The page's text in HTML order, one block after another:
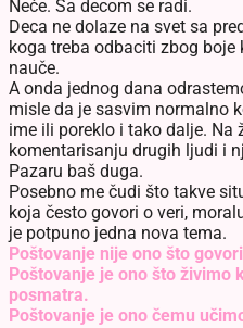
Neće. Sa decom se radi.
Deca ne dolaze na svet sa
koga treba odbaciti zbog boje
nauče.
A onda jednog dana
misle da je sasvim normalno
ime ili poreklo i tako dalje. Na
komentarisanju drugih ljudi i
Pazaru baš duga.
Posebno me čudi što takve
koja često govori o veri,
je potpuno jedna nova tema.
Poštovanje nije ono što
Poštovanje je ono što živimo
posmatra.
Poštovanje je ono čemu